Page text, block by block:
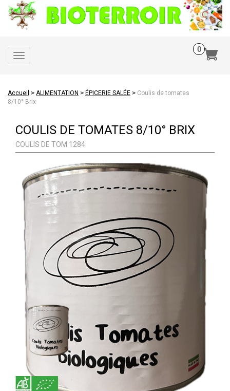
Toggle
navigation
Accueil > ALIMENTATION > ÉPICERIE SALÉE > Coulis de tomates
8/10° Brix
COULIS DE TOMATES 8/10° BRIX
COULIS DE TOM 1284